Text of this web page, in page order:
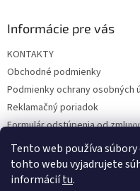
Tento web používa
tohto webu vyjadrujete
informáciítu.
Informácie pre vás
KONTAKTY
Obchodné podmienky
Podmienky ochrany osobných
Reklamačný poriadok
Formulár odstúpenia od zmluvy
Reklamačný formulár